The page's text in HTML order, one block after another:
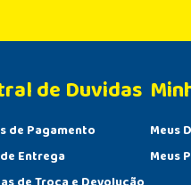
de Duvidas
de Pagamento
Entrega
Meus
Meus